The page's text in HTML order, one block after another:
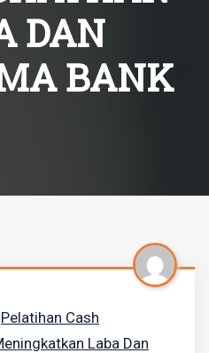
DAN
BANK
Pelatihan Cash
Laba Dan